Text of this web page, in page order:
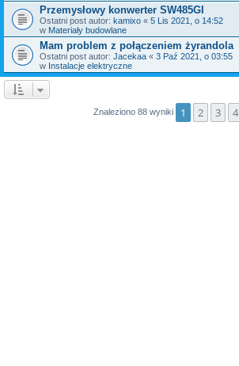
Przemysłowy konwerter SW485GI
Ostatni post autor: kamixo « 5 Lis 2021, o 14:52
w Materiały budowlane
Mam problem z połączeniem żyrandola
Ostatni post autor: Jacekaa « 3 Paź 2021, o 03:55
w Instalacje elektryczne
Znaleziono 88 wyniki 1 2 3 4